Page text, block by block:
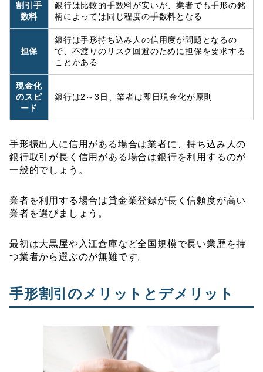
割引手
数料
銀行は比較的手数料が安いが、業者でも手形の銘
柄によっては同じ程度の手数料となる
担保
銀行は手形持ち込み人の信用度が問題となるの
で、不渡りのリスク回避のために担保を要求する
ことがある
現金化
のスピ
ード
銀行は2～3日、業者は即日現金化が原則
手形振出人に信用がある場合は業者に、持ち込み人の
銀行取引が長く信用がある場合は銀行を利用するのが
一般的でしょう。
業者を利用する場合は貸金業登録が長く信頼度が高い
業者を選びましょう。
最初は大黒屋や入江倉庫など全国規模で長い業歴を持
つ業者から選ぶのが無難です。
手形割引のメリットとデメリット